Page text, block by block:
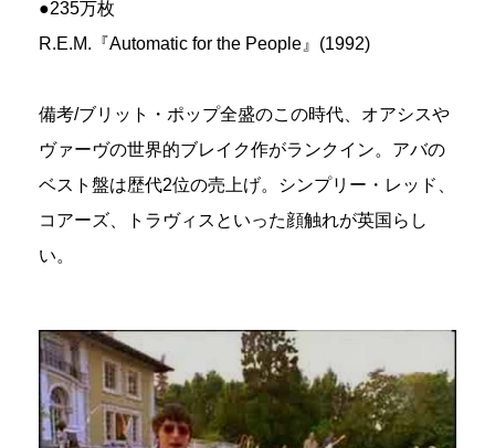
●235万枚
R.E.M.『Automatic for the People』(1992)
備考/ブリット・ポップ全盛のこの時代、オアシスや
ヴァーヴの世界的ブレイク作がランクイン。アバの
ベスト盤は歴代2位の売上げ。シンプリー・レッド、
コアーズ、トラヴィスといった顔触れが英国らし
い。